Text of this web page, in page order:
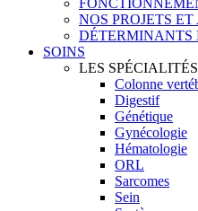
NOS PROJETS
DÉTERMINANTS
SOINS
LES SPÉCIALITÉS
Colonne
Digestif
Génétique
Gynécologie
Hématologie
ORL
Sarcomes
Sein